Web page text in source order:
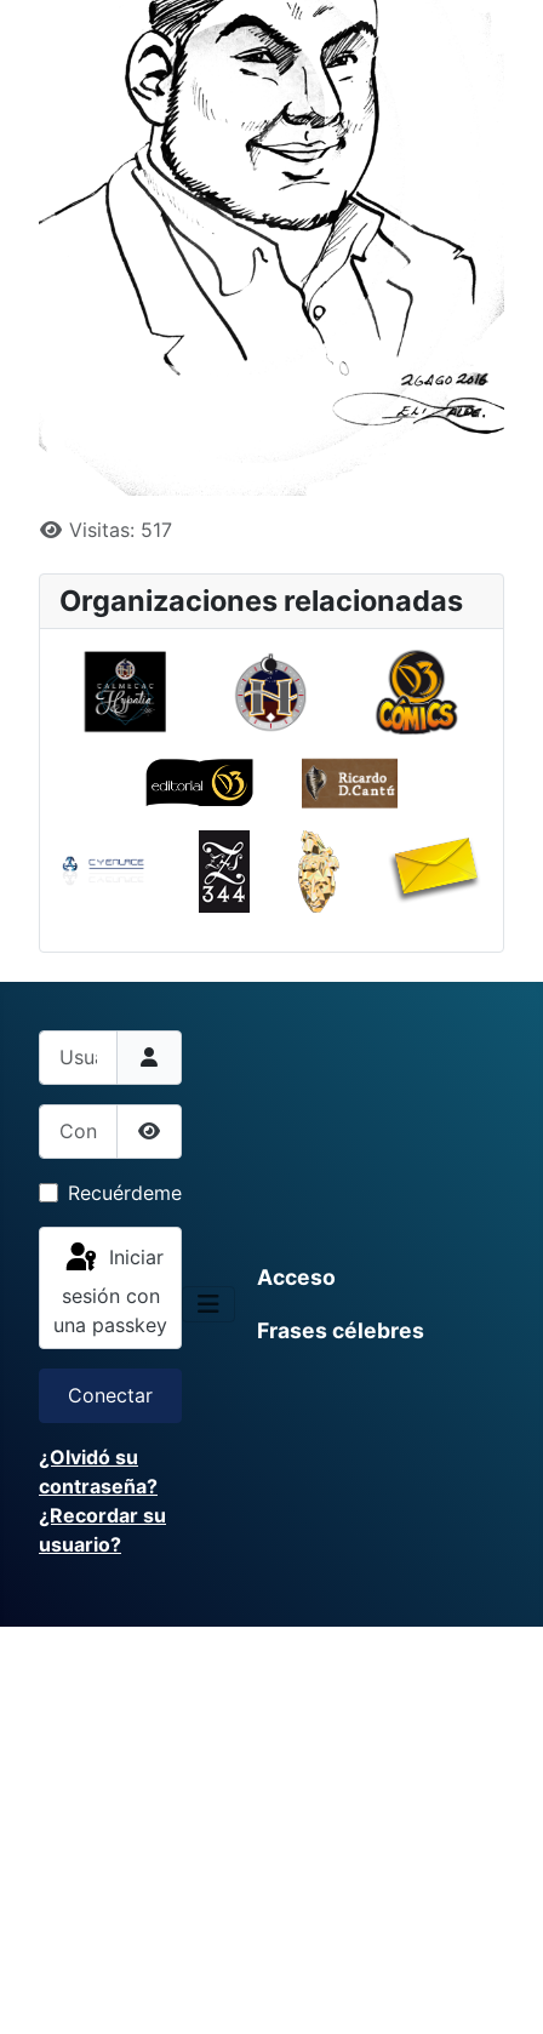
Detalles
Visitas: 517
Organizaciones relacionadas
Usuario
Contraseña
Mostrar contraseña
Recuérdeme
sesión con
una passkey
Conectar
¿Olvidó su
contraseña?
¿Recordar su
usuario?
Acceso
Frases célebres